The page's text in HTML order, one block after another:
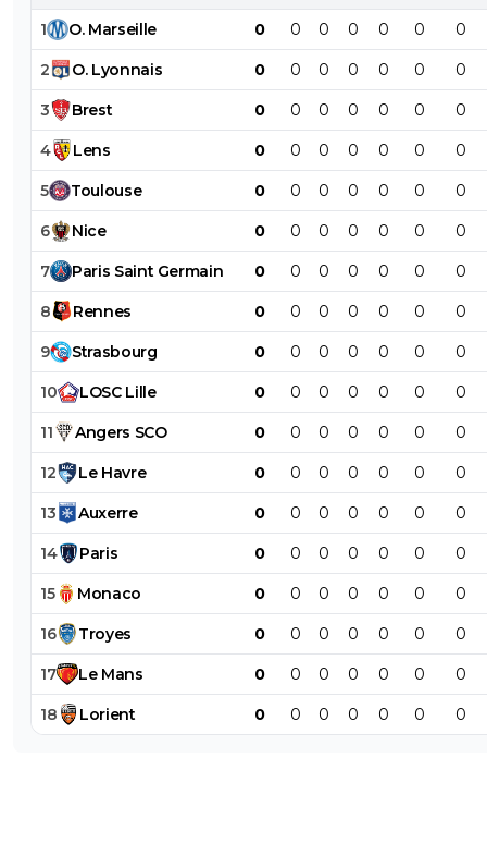
1 O. Marseille 0 0 0 0 0 0 0
2 O. Lyonnais 0 0 0 0 0 0 0
3 Brest 0 0 0 0 0 0 0
4 Lens 0 0 0 0 0 0 0
5 Toulouse 0 0 0 0 0 0 0
6 Nice 0 0 0 0 0 0 0
7 Paris Saint Germain 0 0 0 0 0 0 0
8 Rennes 0 0 0 0 0 0 0
9 Strasbourg 0 0 0 0 0 0 0
10 LOSC Lille 0 0 0 0 0 0 0
11 Angers SCO 0 0 0 0 0 0 0
12 Le Havre 0 0 0 0 0 0 0
13 Auxerre 0 0 0 0 0 0 0
14 Paris 0 0 0 0 0 0 0
15 Monaco 0 0 0 0 0 0 0
16 Troyes 0 0 0 0 0 0 0
17 Le Mans 0 0 0 0 0 0 0
18 Lorient 0 0 0 0 0 0 0